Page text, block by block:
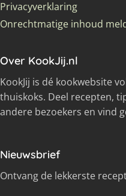
Privacyverklaring
Onrechtmatige inhoud
Over KookJij.nl
KookJij is dé kookwebsite
thuiskoks. Deel recepten,
andere bezoekers en vind
Nieuwsbrief
Ontvang de lekkerste